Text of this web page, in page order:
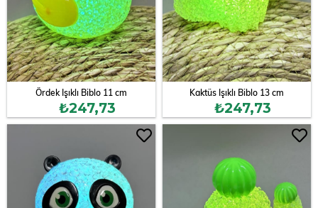
Ördek Işıklı Biblo 11 cm
₺247,73
Kaktüs Işıklı Biblo 13 cm
₺247,73